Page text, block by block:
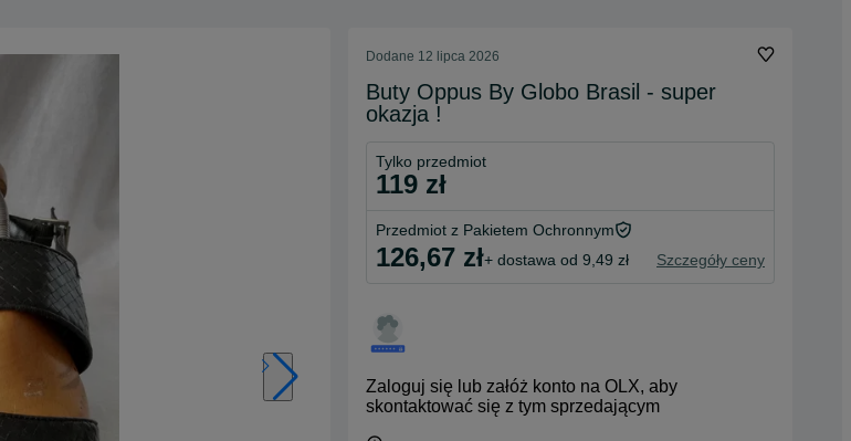
Dodane 12 lipca 2026
Buty Oppus By Globo Brasil - super
okazja !
Tylko przedmiot
119 zł
Przedmiot z Pakietem Ochronnym
126,67 zł+ dostawa od 9,49 zł Szczegóły ceny
Zaloguj się lub załóż konto na OLX, aby
skontaktować się z tym sprzedającym